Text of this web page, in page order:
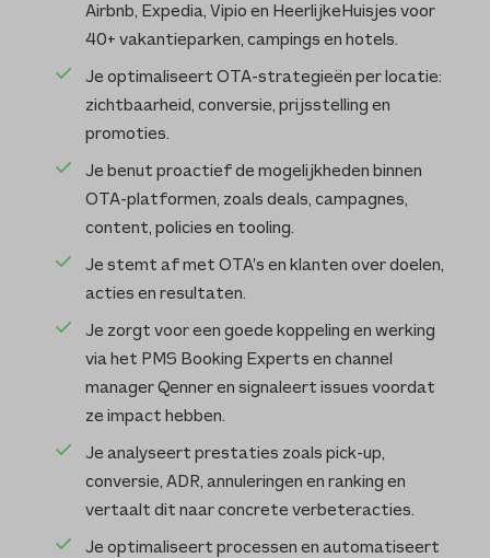
Airbnb, Expedia, Vipio en HeerlijkeHuisjes voor
40+ vakantieparken, campings en hotels.
Je optimaliseert OTA-strategieën per locatie:
zichtbaarheid, conversie, prijsstelling en
promoties.
Je benut proactief de mogelijkheden binnen
OTA-platformen, zoals deals, campagnes,
content, policies en tooling.
Je stemt af met OTA’s en klanten over doelen,
acties en resultaten.
Je zorgt voor een goede koppeling en werking
via het PMS Booking Experts en channel
manager Qenner en signaleert issues voordat
ze impact hebben.
Je analyseert prestaties zoals pick-up,
conversie, ADR, annuleringen en ranking en
vertaalt dit naar concrete verbeteracties.
Je optimaliseert processen en automatiseert